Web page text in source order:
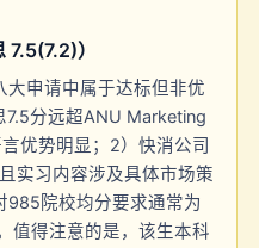
）
申请中属于达标但非优
分远超ANU Marketing
优势明显；2）快消公司
实习内容涉及具体市场策
985院校均分要求通常为
值得注意的是，该生本科